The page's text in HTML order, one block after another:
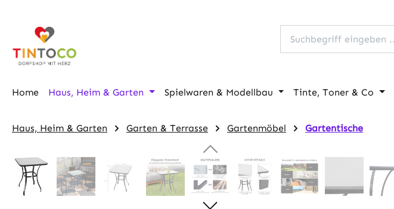
Home Haus, Heim & Garten Spielwaren & Modellbau Tinte, Toner & Co
Haus, Heim & Garten Garten & Terrasse Gartenmöbel Gartentische